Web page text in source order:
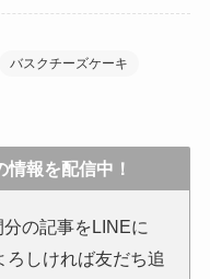
バスクチーズケーキ
報を配信中！
の記事をLINEに
ろしければ友だち追